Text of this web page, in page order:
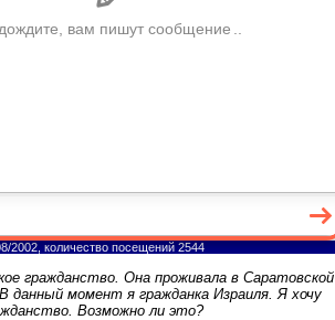
2002, количество посещений 2544
гражданство. Она проживала в Саратовской
данный момент я гражданка Израиля. Я хочу
Возможно ли это?